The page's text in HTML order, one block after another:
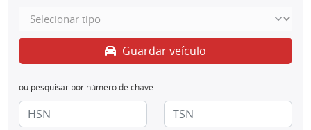
Guardar veículo
ou pesquisar por número de chave